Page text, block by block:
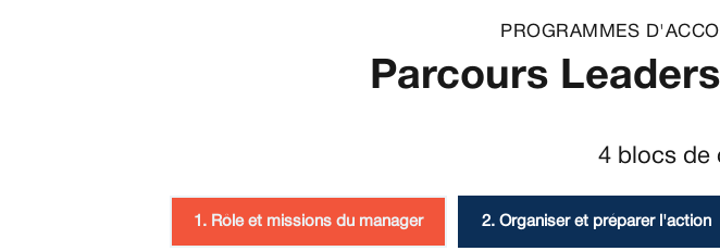
PROGRAMMES
Parcours
4 blocs de
1. Rôle et missions du manager 2. Organiser et préparer l'action